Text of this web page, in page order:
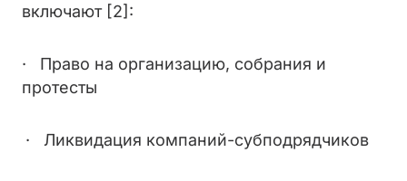
включают [2]:
· Право на организацию, собрания и
протесты
· Ликвидация компаний-субподрядчиков